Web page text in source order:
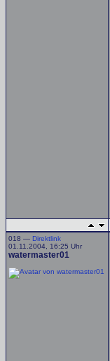
018 — Direktlink
01.11.2004, 16:25 Uhr
watermaster01